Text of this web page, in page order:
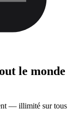
le monde
— illimité sur tous